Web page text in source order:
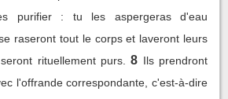
purifier : tu les aspergeras d'eau
raseront tout le corps et laveront leurs
rituellement purs.
8 Ils prendront
l'offrande correspondante, c'est-à-dire